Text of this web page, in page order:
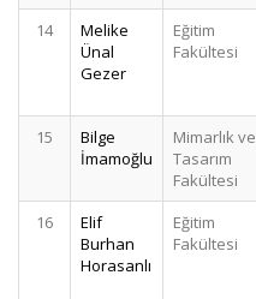
14
Melike
Ünal
Gezer
Eğitim
Fakültesi
15
Bilge
İmamoğlu
Mimarlık ve
Tasarım
Fakültesi
16
Elif
Burhan
Horasanlı
Eğitim
Fakültesi